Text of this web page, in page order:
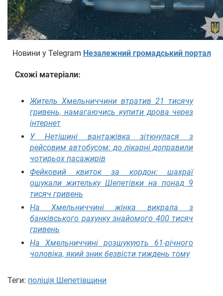
Новини у Telegram Незалежний громадський портал
Схожі матеріали:
Житель Хмельниччини втратив 21 тисячу
гривень, намагаючись купити дрова через
інтернет
У Нетішині вантажівка зіткнулася з
рейсовим автобусом: до лікарні доправили
чотирьох пасажирів
Фейковий квиток за кордон: шахраї
ошукали жительку Шепетівки на понад 9
тисяч гривень
На Хмельниччині жінка викрала з
банківського рахунку знайомого 400 тисяч
гривень
На Хмельниччині розшукують 61-річного
чоловіка, який зник безвісти тиждень тому
Теги: поліція Шепетівщини